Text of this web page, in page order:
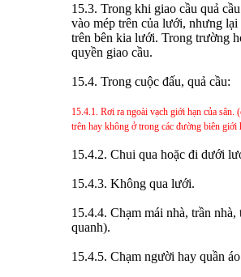
15.3. Trong khi giao cầu quả
vào mép trên của lưới, nhưng lại
trên bên kia lưới. Trong trường
quyền giao cầu.
15.4. Trong cuộc đấu, quả cầu:
15.4.1. Rơi ra ngoài vạch giới hạn của sân.
trên hay không ở trong các đường biên giới
15.4.2. Chui qua hoặc đi dưới
15.4.3. Không qua lưới.
15.4.4. Chạm mái nhà, trần
quanh).
15.4.5. Chạm người hay quần